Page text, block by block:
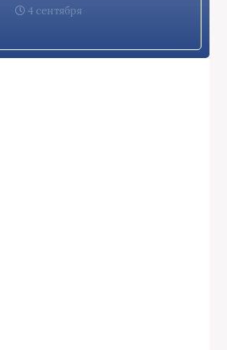
4 сентября